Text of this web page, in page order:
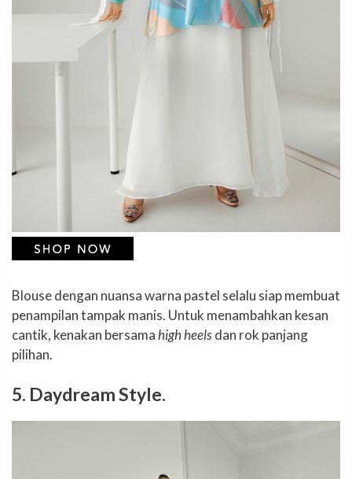
Blouse dengan nuansa warna pastel selalu siap membuat
penampilan tampak manis. Untuk menambahkan kesan
cantik, kenakan bersamahigh heelsdan rok panjang
pilihan.
5. Daydream Style.